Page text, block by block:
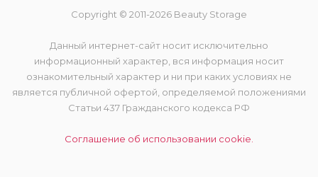
Copyright © 2011-2026 Beauty Storage
Данный интернет-сайт носит исключительно
информационный характер, вся информация носит
ознакомительный характер и ни при каких условиях не
является публичной офертой, определяемой положениями
Статьи 437 Гражданского кодекса РФ
Соглашение об использовании cookie.